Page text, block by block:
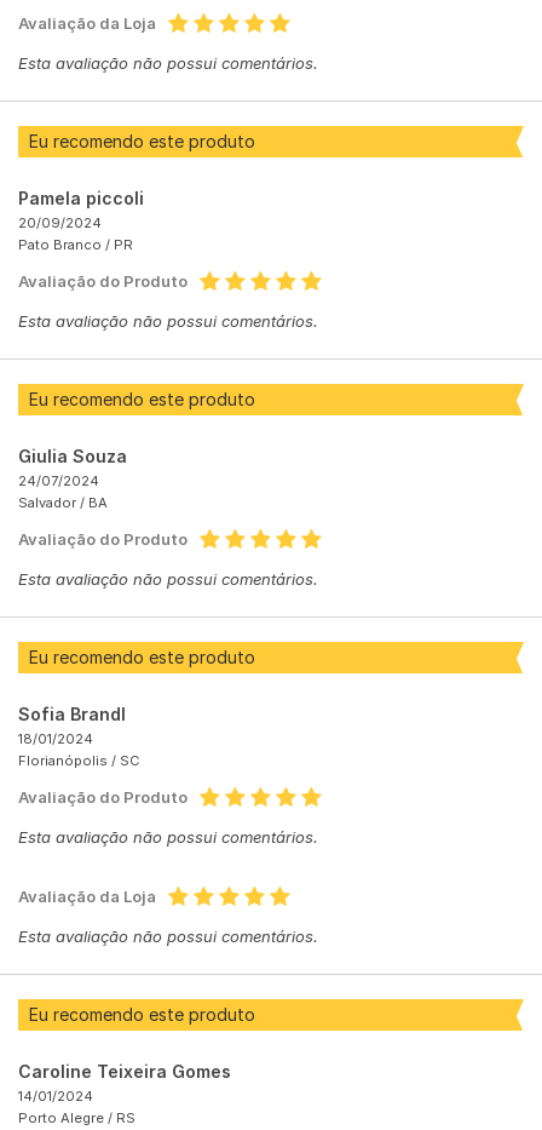
Avaliação da Loja
Esta avaliação não possui comentários.
Eu recomendo este produto
Pamela piccoli
20/09/2024
Pato Branco / PR
Avaliação do Produto
Esta avaliação não possui comentários.
Eu recomendo este produto
Giulia Souza
24/07/2024
Salvador / BA
Avaliação do Produto
Esta avaliação não possui comentários.
Eu recomendo este produto
Sofia Brandl
18/01/2024
Florianópolis / SC
Avaliação do Produto
Esta avaliação não possui comentários.
Avaliação da Loja
Esta avaliação não possui comentários.
Eu recomendo este produto
Caroline Teixeira Gomes
14/01/2024
Porto Alegre / RS